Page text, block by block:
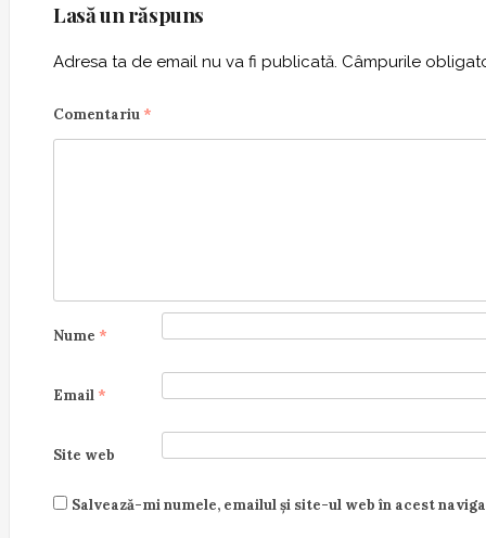
Lasă un răspuns
Adresa ta de email nu va fi publicată. Câmpurile
Comentariu *
Nume *
Email *
Site web
Salvează-mi numele, emailul și site-ul web în acest